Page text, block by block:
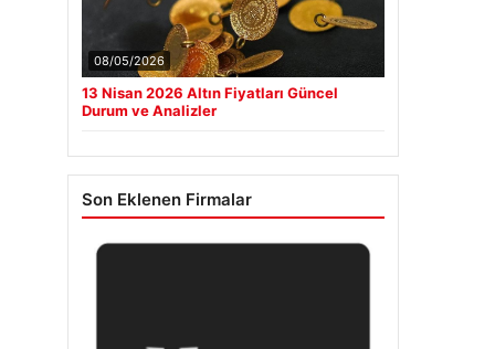
08/05/2026
13 Nisan 2026 Altın Fiyatları Güncel
Durum ve Analizler
Son Eklenen Firmalar